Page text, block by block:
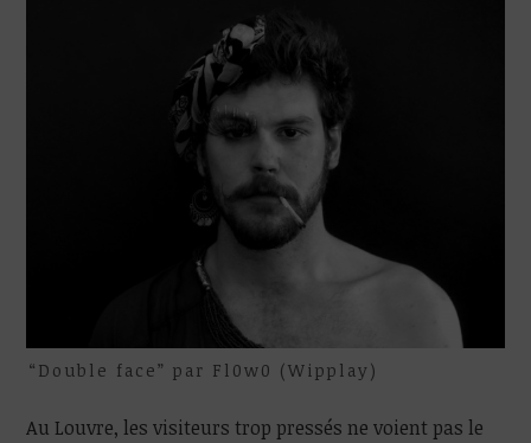
“Double face” par Fl0w0 (Wipplay)
Au Louvre, les visiteurs trop pressés ne voient pas le